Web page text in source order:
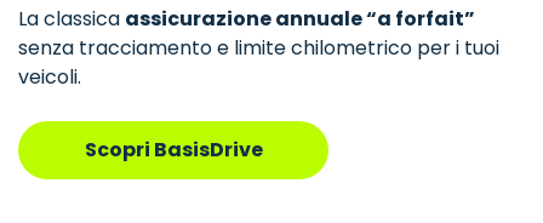
La classica assicurazione annuale “a forfait”
senza tracciamento e limite chilometrico per i tuoi
veicoli.
Scopri BasisDrive